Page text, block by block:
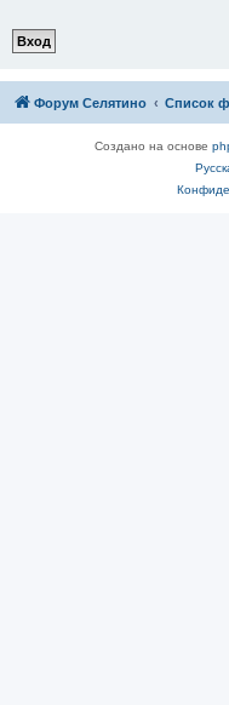
Форум Селятино Список
Создано на основе